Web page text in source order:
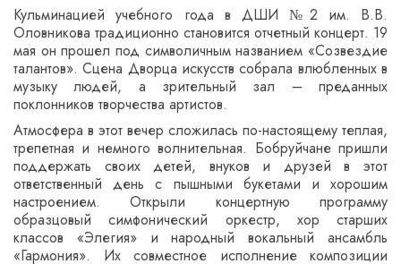
Кульминацией учебного года в ДШИ №2 им. В.В.
Оловникова традиционно становится отчетный концерт. 19
мая он прошел под символичным названием «Созвездие
талантов». Сцена Дворца искусств собрала влюбленных в
музыку людей, а зрительный зал – преданных
поклонников творчества артистов.
Атмосфера в этот вечер сложилась по-настоящему теплая,
трепетная и немного волнительная. Бобруйчане пришли
поддержать своих детей, внуков и друзей в этот
ответственный день с пышными букетами и хорошим
настроением. Открыли концертную программу
образцовый симфонический оркестр, хор старших
классов «Элегия» и народный вокальный ансамбль
«Гармония». Их совместное исполнение композиции